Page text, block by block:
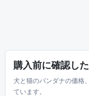
購入前に確認し
犬と猫のバンダナの価格
ています。